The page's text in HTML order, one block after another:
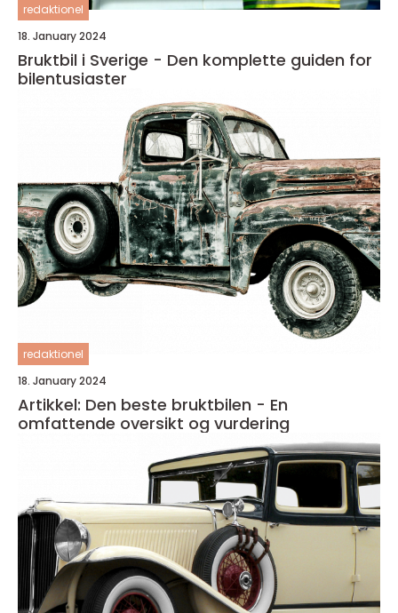
redaktionel
18. January 2024
Bruktbil i Sverige - Den komplette guiden for
bilentusiaster
redaktionel
18. January 2024
Artikkel: Den beste bruktbilen - En
omfattende oversikt og vurdering